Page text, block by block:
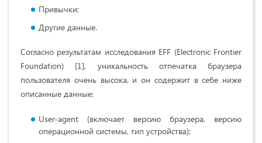
Привычки;
Другие данные.
Согласно результатам исследования EFF (Electronic Frontier
Foundation) [1], уникальность отпечатка браузера
пользователя очень высока, и он содержит в себе ниже
описанные данные:
User-agent (включает версию браузера, версию
операционной системы, тип устройства);